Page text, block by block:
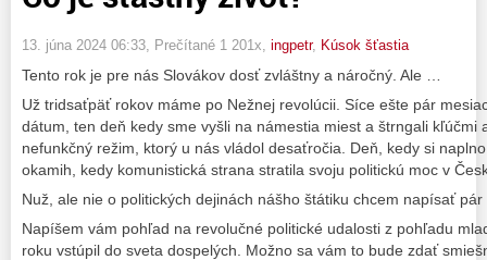
13. júna 2024 06:33 , Prečítané 1 201x, ingpetr, Kúsok šťastia
Tento rok je pre nás Slovákov dosť zvláštny a náročný. Ale …
Už tridsaťpäť rokov máme po Nežnej revolúcii. Síce ešte pár
dátum, ten deň kedy sme vyšli na námestia miest a štrngali kľúčmi
nefunkčný režim, ktorý u nás vládol desaťročia. Deň, kedy si
okamih, kedy komunistická strana stratila svoju politickú moc v
Nuž, ale nie o politických dejinách nášho štátiku chcem napísať pár
Napíšem vám pohľad na revolučné politické udalosti z pohľadu
roku vstúpil do sveta dospelých. Možno sa vám to bude zdať